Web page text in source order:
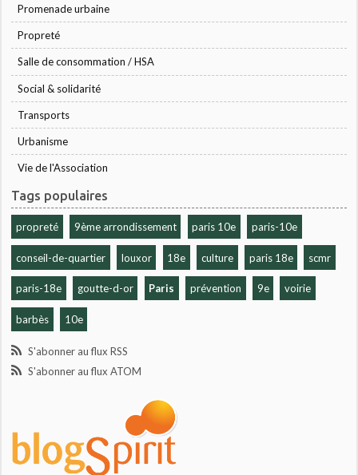
Promenade urbaine
Propreté
Salle de consommation / HSA
Social & solidarité
Transports
Urbanisme
Vie de l'Association
Tags populaires
propreté 9ème arrondissement paris 10e paris-10e
conseil-de-quartier louxor 18e culture paris 18e scmr
paris-18e goutte-d-or Paris prévention 9e voirie
barbès 10e
S'abonner au flux RSS
S'abonner au flux ATOM